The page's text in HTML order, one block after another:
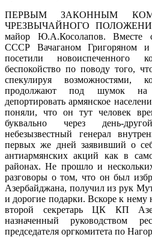
ПЕРВЫМ ЗАКОННЫМ
ЧРЕЗВЫЧАЙНОГО ПОЛОЖЕНИЯ
майор Ю.А.Косолапов. Вместе
СССР Вачаганом Григоряном
посетили новоиспеченного
беспокойство по поводу того,
спекулируя
продолжают под шумок на
депортировать армянское
поняли, что он тут человек
буквально через день-
небезызвестный генерал
первых же дней заявивший о
антиармянских акций как в
районах. Не прошло и
разговоры о том, что он был
Азербайджана, получил из рук
и дорогие подарки. Вскоре к
второй секретарь ЦК КП
назначенный руководством
председателя оргкомитета по